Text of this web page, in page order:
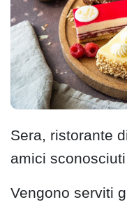
Sera, ristorante
amici
Vengono serviti